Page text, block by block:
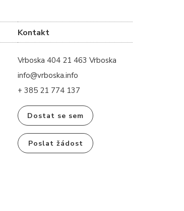
Kontakt
Vrboska 404 21 463 Vrboska
info@vrboska.info
+ 385 21 774 137
Dostat se sem
Poslat žádost